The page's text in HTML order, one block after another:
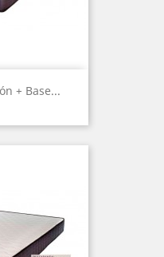
+ Base...